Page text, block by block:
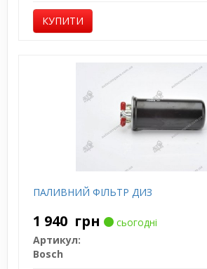
КУПИТИ
ПАЛИВНИЙ ФІЛЬТР ДИЗ
1 940 грн
сьогодні
Артикул:
Bosch